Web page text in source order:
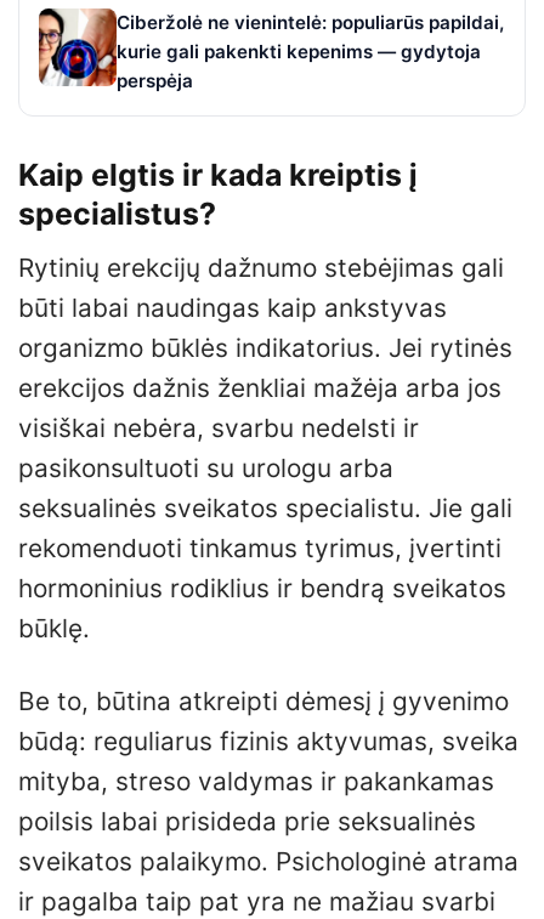
Ciberžolė ne vienintelė: populiarūs papildai,
kurie gali pakenkti kepenims — gydytoja
perspėja
Kaip elgtis ir kada kreiptis į
specialistus?
Rytinių erekcijų dažnumo stebėjimas gali
būti labai naudingas kaip ankstyvas
organizmo būklės indikatorius. Jei rytinės
erekcijos dažnis ženkliai mažėja arba jos
visiškai nebėra, svarbu nedelsti ir
pasikonsultuoti su urologu arba
seksualinės sveikatos specialistu. Jie gali
rekomenduoti tinkamus tyrimus, įvertinti
hormoninius rodiklius ir bendrą sveikatos
būklę.
Be to, būtina atkreipti dėmesį į gyvenimo
būdą: reguliarus fizinis aktyvumas, sveika
mityba, streso valdymas ir pakankamas
poilsis labai prisideda prie seksualinės
sveikatos palaikymo. Psichologinė atrama
ir pagalba taip pat yra ne mažiau svarbi